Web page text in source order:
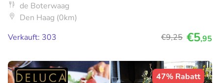
de Boterwaag
Den Haag (0km)
Verkauft: 303
€9,25 €5,95
47% Rabatt